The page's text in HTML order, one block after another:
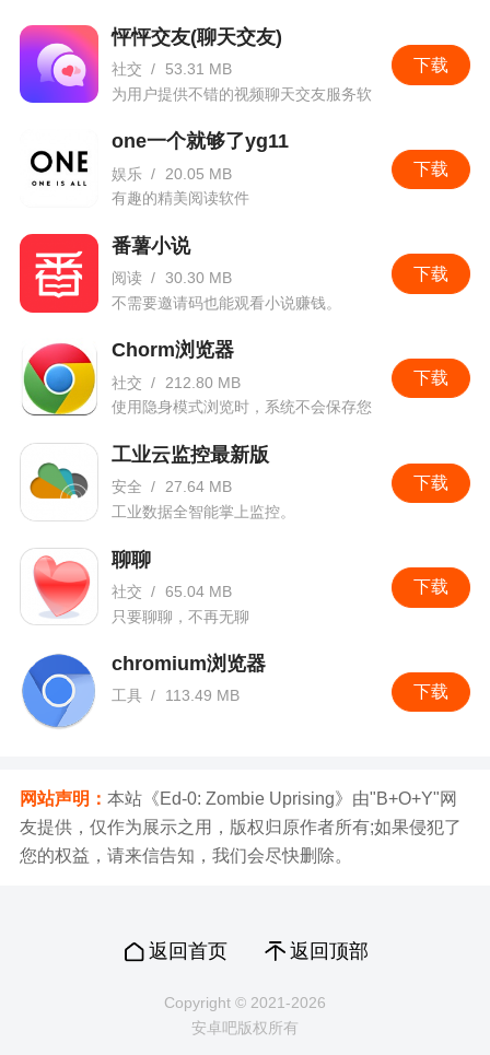
下载
怦怦交友(聊天交友)
社交 /
53.31 MB
为用户提供不错的视频聊天交友服务软
下载
one一个就够了yg11
娱乐 /
20.05 MB
有趣的精美阅读软件
下载
番薯小说
阅读 / 30.30 MB
不需要邀请码也能观看小说赚钱。
下载
Chorm浏览器
社交 /
212.80 MB
使用隐身模式浏览时，系统不会保存您
下载
工业云监控最新版
安全 / 27.64 MB
工业数据全智能掌上监控。
下载
聊聊
社交 / 65.04 MB
只要聊聊，不再无聊
下载
chromium浏览器
工具 / 113.49 MB
网站声明： 本站《Ed-0: Zombie Uprising》由"B+O+Y"网
友提供，仅作为展示之用，版权归原作者所有;如果侵犯了
您的权益，请来信告知，我们会尽快删除。
返回首页 返回顶部
Copyright © 2021-2026
安卓吧版权所有